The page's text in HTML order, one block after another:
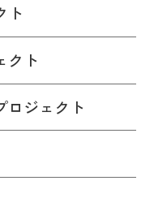
ト
クト
ロジェクト